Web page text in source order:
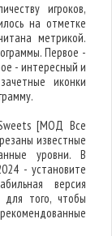
игроков,
на отметке
метрикой.
Первое -
- интересный и
иконки
[МОД Все
известные
уровни. В
- установите
версия
для того, чтобы